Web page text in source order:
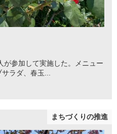
が参加して実施した。メニュー
ラダ、春玉...
まちづくりの推進